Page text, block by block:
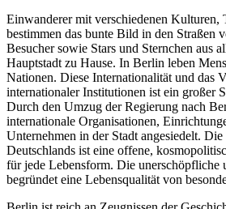
Einwanderer mit verschiedenen Kulturen,
bestimmen das bunte Bild in den Straßen
Besucher sowie Stars und Sternchen aus
Hauptstadt zu Hause. In Berlin leben
Nationen. Diese Internationalität und das
internationaler Institutionen ist ein großer
Durch den Umzug der Regierung nach
internationale Organisationen,
Unternehmen in der Stadt angesiedelt. Die
Deutschlands ist eine offene,
für jede Lebensform. Die unerschöpfliche
begründet eine Lebensqualität von